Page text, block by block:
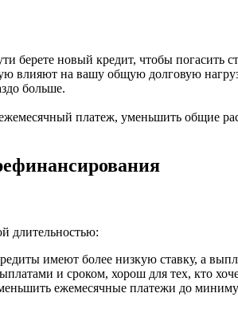
берете новый кредит, чтобы
влияют на вашу общую долговую
больше.
платеж, уменьшить общие
длительностью:
имеют более низкую ставку, а
и сроком, хорош для тех, кто
ежемесячные платежи до